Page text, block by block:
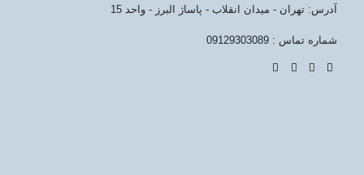
آدرس: تهران - میدان انقلاب - پاساژ البرز - واحد 15
شماره تماس : 09129303089